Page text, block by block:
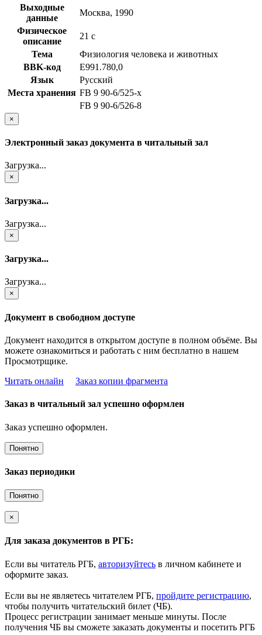
Выходные
данные
Москва, 1990
Физическое
описание
21 с
Тема
Физиология человека и животных
BBK-код
Е991.780,0
Язык
Русский
Места хранения FB 9 90-6/525-x
FB 9 90-6/526-8
×
Электронный заказ документа в читальный зал
Загрузка...
×
Загрузка...
Загрузка...
×
Загрузка...
Загрузка...
×
Документ в свободном доступе
Документ находится в открытом доступе в полном объёме. Вы
можете ознакомиться и работать с ним бесплатно в нашем
Просмотрщике.
Читать онлайн
Заказ копии фрагмента
Заказ в читальный зал успешно оформлен
Заказ успешно оформлен.
Понятно
Заказ периодики
Понятно
×
Для заказа документов в РГБ:
Если вы читатель РГБ, авторизуйтесь в личном кабинете и
оформите заказ.
Если вы не являетесь читателем РГБ, пройдите регистрацию,
чтобы получить читательский билет (ЧБ).
Процесс регистрации занимает меньше минуты. После
получения ЧБ вы сможете заказать документы и посетить РГБ